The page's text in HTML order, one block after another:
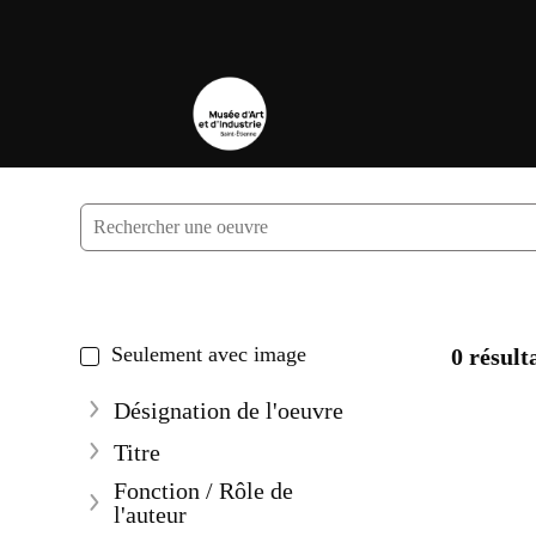
Seulement avec image
Afficher plus
Désignation de l'oeuvre
Afficher plus
Titre
Afficher plus
Fonction / Rôle de
l'auteur
0